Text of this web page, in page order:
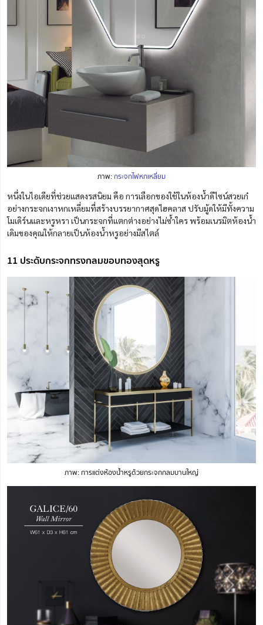
ภาพ:กระจกไฟหกเหลี่ยม
หนึ่งในไอเดียที่ช่วยแสดงรสนิยม คือ การเลือกของใช้ในห้องน้ำดีไซน์สวยเก๋
อย่างกระจกเงาหกเหลี่ยมที่สร้างบรรยากาศสุดไฮคลาส ปรับมู้ดให้มีทั้งความ
โมเดิร์นและหรูหรา เป็นกระจกที่แตกต่างอย่างไม่ซ้ำใคร พร้อมเนรมิตห้องน้ำ
เดิมของคุณให้กลายเป็นห้องน้ำหรูอย่างมีสไตล์
11 ประดับกระจกทรงกลมขอบทองสุดหรู
ภาพ: การแต่งห้องน้ำหรูด้วยกระจกกลมบานใหญ่